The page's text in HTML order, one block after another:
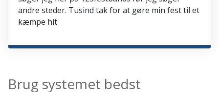
andre steder. Tusind tak for at gøre min fest til et
kæmpe hit
Brug systemet bedst